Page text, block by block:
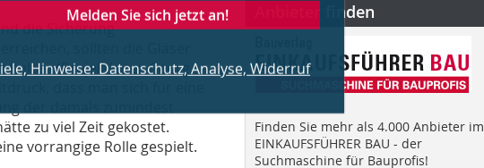
die Sicherung
sollten die Gläser
(Projektleiter Georg
dass man sich für eine
der damals zumindest
zu viel Zeit gekostet.
vorrangige Rolle gespielt.
Anbieter finden
Finden Sie mehr als 4.000 Anbieter im
EINKAUFSFÜHRER BAU - der
Suchmaschine für Bauprofis!